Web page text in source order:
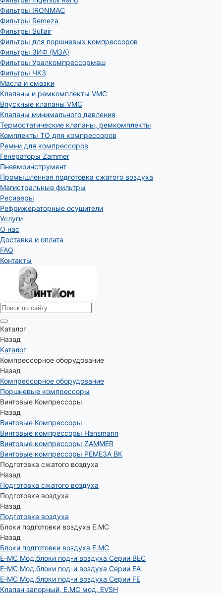
Фильтры IRONMAC
Фильтры Remeza
Фильтры Sullair
Фильтры для поршневых компрессоров
Фильтры ЗИФ (МЗА)
Фильтры Уралкомпрессормаш
Фильтры ЧКЗ
Масла и смазки
Клапаны и ремкомплекты VMC
Впускные клапаны VMC
Клапаны минимального давления
Термостатические клапаны, ремкомплекты
Комплекты ТО для компрессоров
Ремни для компрессоров
Генераторы Zammer
Пневмоинструмент
Промышленная подготовка сжатого воздуха
Магистральные фильтры
Ресиверы
Рефрижераторные осушители
Услуги
О нас
Доставка и оплата
FAQ
Контакты
Каталог
Назад
Каталог
Компрессорное оборудование
Назад
Компрессорное оборудование
Поршневые компрессоры
Винтовые Компрессоры
Назад
Винтовые Компрессоры
Винтовые компрессоры Hansmann
Винтовые компрессоры ZAMMER
Винтовые компрессоры РЕМЕЗА ВК
Подготовка сжатого воздуха
Назад
Подготовка сжатого воздуха
Подготовка воздуха
Назад
Подготовка воздуха
Блоки подготовки воздуха E.MC
Назад
Блоки подготовки воздуха E.MC
E-MC Мод.блоки под-и воздуха Серии BEC
E-MC Мод.блоки под-и воздуха Серии EA
E-MC Мод.блоки под-и воздуха Серии FE
Клапан запорный, E.MC мод. EVSH